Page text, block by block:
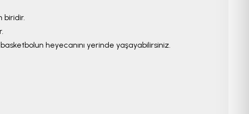
biridir.
heyecanını yerinde yaşayabilirsiniz.